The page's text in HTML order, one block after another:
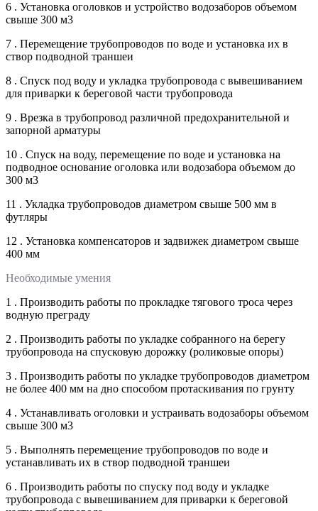
6 . Установка оголовков и устройство водозаборов объемом
свыше 300 м3
7 . Перемещение трубопроводов по воде и установка их в
створ подводной траншеи
8 . Спуск под воду и укладка трубопровода с вывешиванием
для приварки к береговой части трубопровода
9 . Врезка в трубопровод различной предохранительной и
запорной арматуры
10 . Спуск на воду, перемещение по воде и установка на
подводное основание оголовка или водозабора объемом до
300 м3
11 . Укладка трубопроводов диаметром свыше 500 мм в
футляры
12 . Установка компенсаторов и задвижек диаметром свыше
400 мм
Необходимые умения
1 . Производить работы по прокладке тягового троса через
водную преграду
2 . Производить работы по укладке собранного на берегу
трубопровода на спусковую дорожку (роликовые опоры)
3 . Производить работы по укладке трубопроводов диаметром
не более 400 мм на дно способом протаскивания по грунту
4 . Устанавливать оголовки и устраивать водозаборы объемом
свыше 300 м3
5 . Выполнять перемещение трубопроводов по воде и
устанавливать их в створ подводной траншеи
6 . Производить работы по спуску под воду и укладке
трубопровода с вывешиванием для приварки к береговой